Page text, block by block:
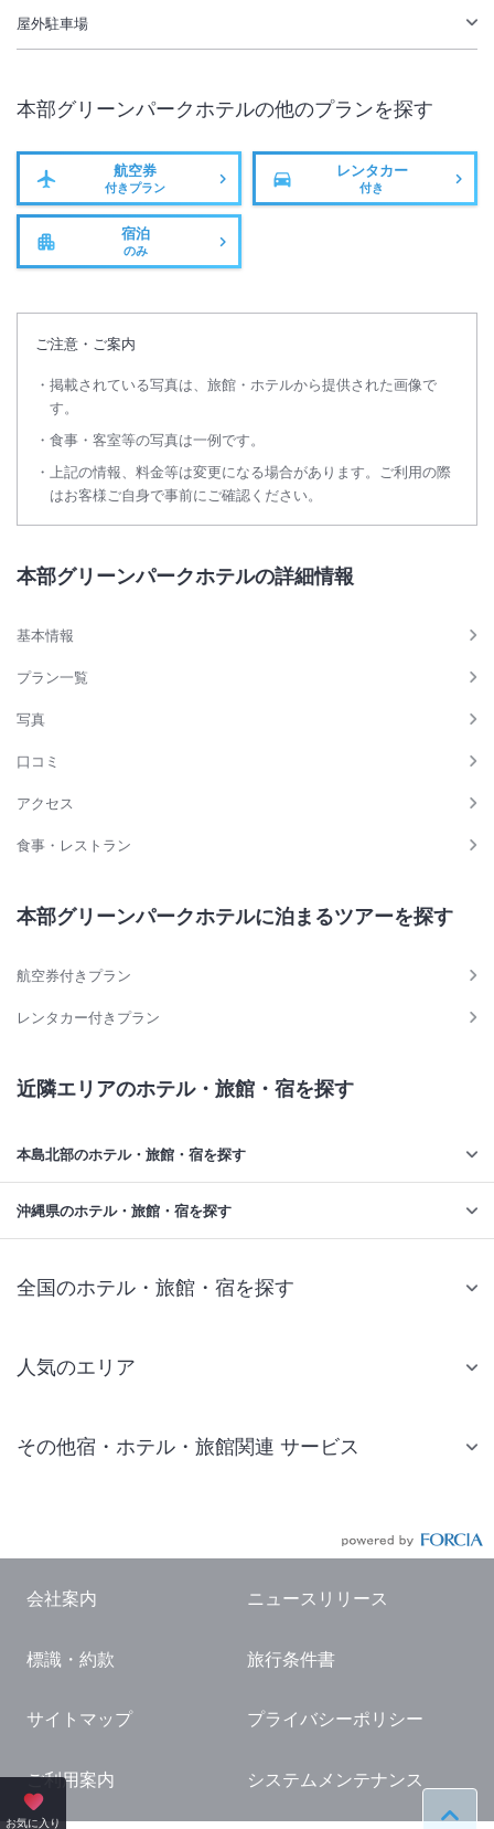
ざいます。
再開時期は未定となります。詳細はホテルに直接お問い合わせくださ
屋外駐車場
本部グリーンパークホテルの他のプランを探す
航空券
付きプラン
レンタカー
付き
宿泊
のみ
ご注意・ご案内
掲載されている写真は、旅館・ホテルから提供された画像で
す。
食事・客室等の写真は一例です。
上記の情報、料金等は変更になる場合があります。ご利用の際
はお客様ご自身で事前にご確認ください。
お気に入り ペー
本部グリーンパークホテルの詳細情報
基本情報
プラン一覧
写真
口コミ
アクセス
食事・レストラン
本部グリーンパークホテルに泊まるツアーを探す
航空券付きプラン
レンタカー付きプラン
近隣エリアのホテル・旅館・宿を探す
本島北部のホテル・旅館・宿を探す
沖縄県のホテル・旅館・宿を探す
全国のホテル・旅館・宿を探す
人気のエリア
仙台 ホテル
東京ドーム ホテル
横浜 ホテル
熱海 ホテル
京都 ホテル
その他宿・ホテル・旅館関連 サービス
国内観光ガイド
旅行・観光情報
会社案内 ニュースリリース
標識・約款 旅行条件書
サイトマップ プライバシーポリシー
ご利用案内 システムメンテナンス